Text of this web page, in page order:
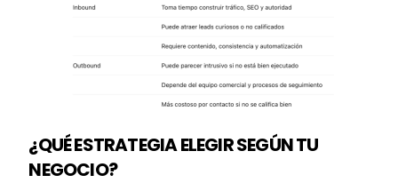
¿QUÉ ESTRATEGIA ELEGIR SEGÚN TU
NEGOCIO?